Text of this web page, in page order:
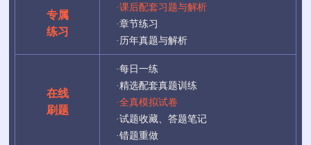
专属
练习
·课后配套习题与解析
·章节练习
·历年真题与解析
在线
刷题
·每日一练
·精选配套真题训练
·全真模拟试卷
·试题收藏、答题笔记
·错题重做